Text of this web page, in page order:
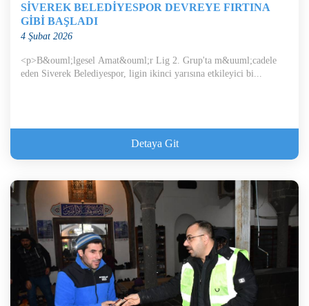
SİVEREK BELEDİYESPOR DEVREYE FIRTINA
GİBİ BAŞLADI
4 Şubat 2026
<p>B&ouml;lgesel Amat&ouml;r Lig 2. Grup'ta m&uuml;cadele
eden Siverek Belediyespor, ligin ikinci yarısına etkileyici bi...
Detaya Git